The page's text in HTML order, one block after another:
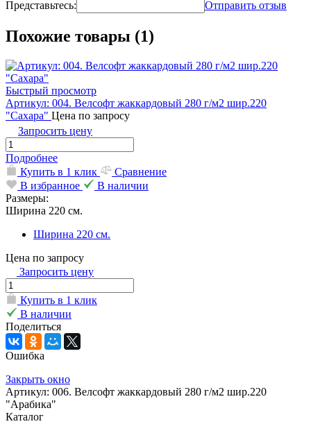
Представьтесь: Отправить отзыв
Похожие товары (1)
Быстрый просмотр
Артикул: 004. Велсофт жаккардовый 280 г/м2 шир.220
"Сахара" Цена по запросу
Запросить цену
Подробнее
Купить в 1 клик
Сравнение
В избранное
В наличии
Размеры:
Ширина 220 см.
Ширина 220 см.
Цена по запросу
Запросить цену
Купить в 1 клик
В наличии
Поделиться
Ошибка
Закрыть окно
Артикул: 006. Велсофт жаккардовый 280 г/м2 шир.220
"Арабика"
Каталог